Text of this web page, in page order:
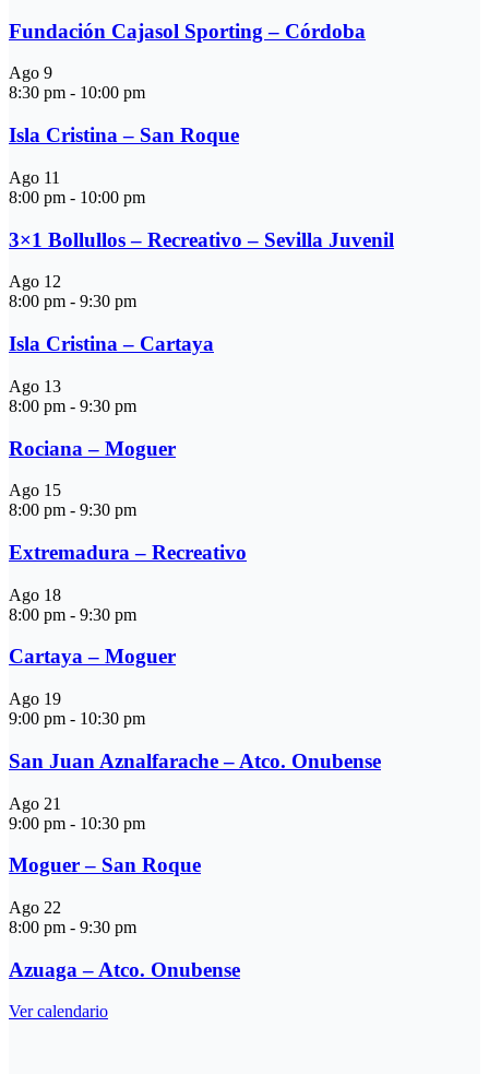
Fundación Cajasol Sporting – Córdoba
Ago 9
8:30 pm - 10:00 pm
Isla Cristina – San Roque
Ago 11
8:00 pm - 10:00 pm
3×1 Bollullos – Recreativo – Sevilla Juvenil
Ago 12
8:00 pm - 9:30 pm
Isla Cristina – Cartaya
Ago 13
8:00 pm - 9:30 pm
Rociana – Moguer
Ago 15
8:00 pm - 9:30 pm
Extremadura – Recreativo
Ago 18
8:00 pm - 9:30 pm
Cartaya – Moguer
Ago 19
9:00 pm - 10:30 pm
San Juan Aznalfarache – Atco. Onubense
Ago 21
9:00 pm - 10:30 pm
Moguer – San Roque
Ago 22
8:00 pm - 9:30 pm
Azuaga – Atco. Onubense
Ver calendario